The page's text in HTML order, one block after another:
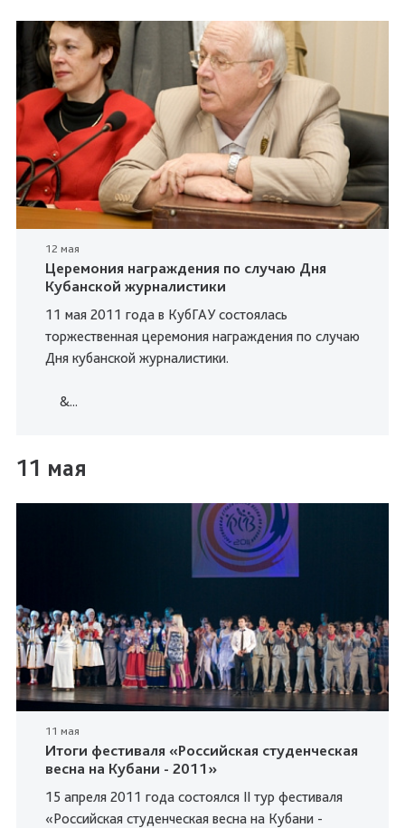
12 мая
Церемония награждения по случаю Дня
Кубанской журналистики
11 мая 2011 года в КубГАУ состоялась
торжественная церемония награждения по случаю
Дня кубанской журналистики.
&...
11 мая
11 мая
Итоги фестиваля «Российская студенческая
весна на Кубани - 2011»
15 апреля 2011 года состоялся II тур фестиваля
«Российская студенческая весна на Кубани -